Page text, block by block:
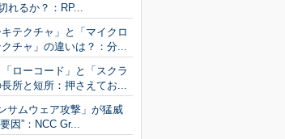
れるか？：RP...
キテクチャ」と「マイクロ
チャ」の違いは？：分...
ローコード」と「スクラ
所と短所：押さえてお...
サムウェア攻撃」が猛威
因”：NCC Gr...